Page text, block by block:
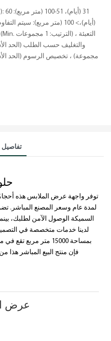
(أيام)،> 100 (متر مربع): سيتم التفاوض بشأنه (أيام)
تفاصيل
توفر واجهة عرض الملابس هذه
لمدة عام وسعر المصنع المباشر.
السميكة الوصول الآمن لطلبك،
لدينا خدمات متخصصة في
بمساحة 15000 متر
فإن منتج البيع المباشر
عرض